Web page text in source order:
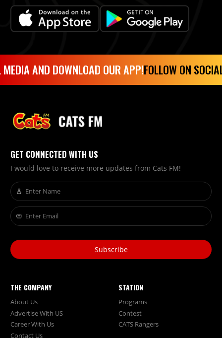
AND DOWNLOAD OUR APP!FOLLOW ON
GET CONNECTED WITH US
I would love to receive more updates from Cats FM!
Subscribe
THE COMPANY
About Us
Advertise With US
Career With Us
Contact Us
STATION
Programs
Contest
CATS Rangers